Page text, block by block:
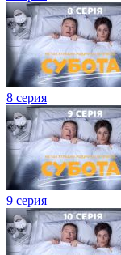
8 серия
9 серия